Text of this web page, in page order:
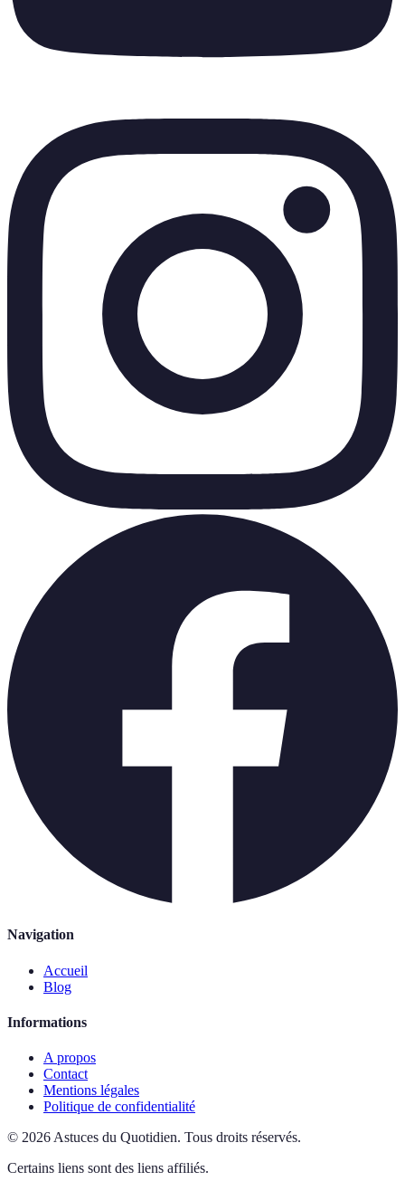
Navigation
Accueil
Blog
Informations
A propos
Contact
Mentions légales
Politique de confidentialité
© 2026 Astuces du Quotidien. Tous droits réservés.
Certains liens sont des liens affiliés.